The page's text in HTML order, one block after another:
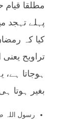
مطلقا
پہلے تہجد
کیا کہ
تراویح
ہوجاتا
بغیر ہوتا
رسول اللہ